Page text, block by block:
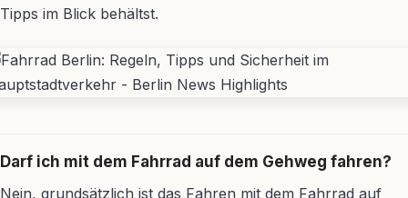
Tipps im Blick behältst.
Darf ich mit dem Fahrrad auf dem Gehweg fahren?
Nein, grundsätzlich ist das Fahren mit dem Fahrrad auf